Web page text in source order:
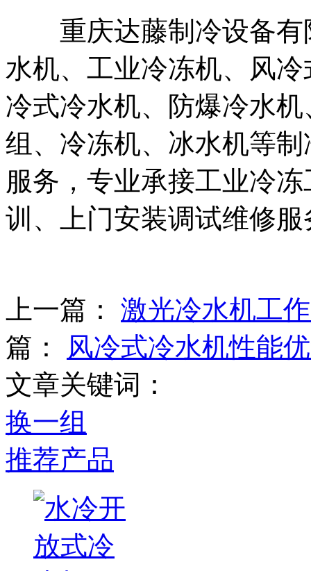
重庆达藤制冷设备有
水机、工业冷冻机、风
冷式冷水机、防爆冷水
组、冷冻机、冰水机等
服务，专业承接工业冷
训、上门安装调试维修服
上一篇： 激光冷水机工
篇：
风冷式冷水机性能
文章关键词：
换一组
推荐产品